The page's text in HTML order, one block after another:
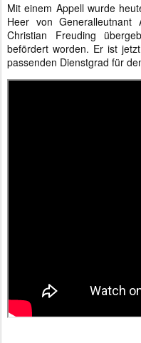
Mit einem Appell wurde
Heer von Generalleutnant
Christian Freuding
befördert worden. Er ist
passenden Dienstgrad für